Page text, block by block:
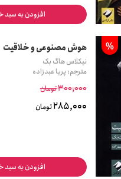
افزودن به سبد
% هوش مصنوعی و خلاقیت
نیکلاس هاگ بک
مترجم: پریا عبدزاده
300,000تومان
285,000تومان
افزودن به سبد